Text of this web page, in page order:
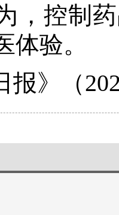
，控制
体验。
报》（